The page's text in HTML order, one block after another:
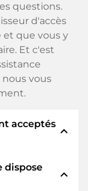
questions.
d'accès
que vous y
Et c'est
vous
acceptés
expand_less
anticipé
de
dispose
expand_less